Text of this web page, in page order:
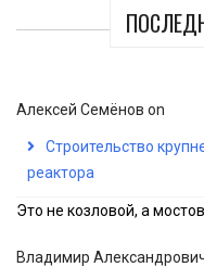
Алексей Семёнов on
Строительство
реактора
Это не козловой, а
Владимир